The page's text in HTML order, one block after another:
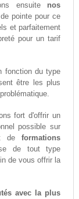
ensuite nos
pointe pour ce
et parfaitement
pour un tarif
fonction du type
être les plus
fort d'offrir un
possible sur
deformations
de tout type
de vous offrir la
avec la plus